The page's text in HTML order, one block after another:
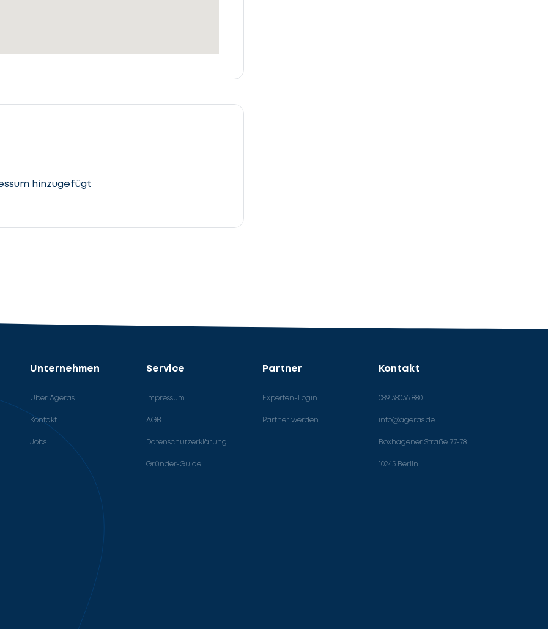
hinzugefügt
Unternehmen
Über Ageras
Kontakt
Jobs
Service
Impressum
AGB
Datenschutzerklärung
Gründer-Guide
Partner
Experten-Login
Partner werden
Kontakt
089 38036 880
info@ageras.de
Boxhagener Straße 77-78
10245 Berlin